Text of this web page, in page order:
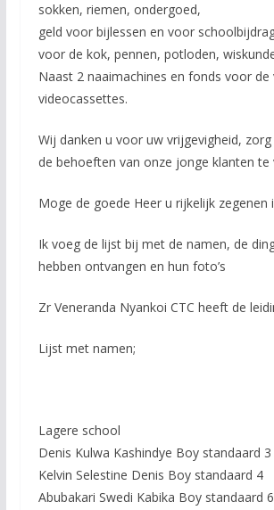
sokken, riemen, ondergoed,
geld voor bijlessen en voor
voor de kok, pennen, potloden,
Naast 2 naaimachines en fonds voor de
videocassettes.
Wij danken u voor uw vrijgevigheid,
de behoeften van onze jonge klanten te
Moge de goede Heer u rijkelijk zegenen
Ik voeg de lijst bij met de namen, de
hebben ontvangen en hun foto’s
Zr Veneranda Nyankoi CTC heeft de
Lijst met namen;
Lagere school
Denis Kulwa Kashindye Boy standaard 3
Kelvin Selestine Denis Boy standaard 4
Abubakari Swedi Kabika Boy standaard 6